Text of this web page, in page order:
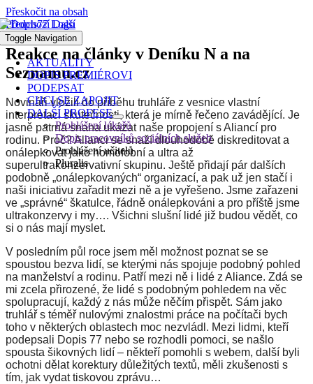
Přeskočit na obsah
Toggle Navigation
AKTUALITY
DOPIS PREMIÉROVI
PODEPSAT
CHCI SE ZAPOJIT
DALŠÍ PROFESE
Prohlášení lékařů
Dopis pracovníků sociálních služeb
Prohlášení učitelů
Pluralis
Předchozí Další
Reakce na články v Deníku N a na
Seznamu.cz
Novinářivložili do příběhu truhláře z vesnice vlastní
interpretaci skutečnosti, která je mírně řečeno zavádějící. Je
jasně patrná snaha ukázat naše propojení s Aliancí pro
rodinu. Proč? Alianci se snaží dlouhodobě diskreditovat a
onálepkovat jakohomofobní a ultra až
superultrakonzervativní skupinu. Ještě přidají pár dalších
podobně „onálepkovaných“ organizací, a pak už jen stačí i
naši iniciativu zařadit mezi ně a je vyřešeno. Jsme zařazeni
ve „správné“ škatulce, řádně onálepkováni a pro příště jsme
ultrakonzervy i my…. Všichni slušní lidé již budou vědět, co
si o nás mají myslet.
V posledním půl roce jsem měl možnost poznat se se
spoustou bezva lidí, se kterými nás spojuje podobný pohled
na manželství a rodinu. Patří mezi ně i lidé z A liance. Zdá se
mi zcela přirozené, že lidé s podobným pohledem na věc
spolupracují, každý z nás může něčím přispět. Sám jako
truhlář s téměř nulovými znalostmi práce na počítači bych
toho v některých oblastech moc nezvládl. Mezi lidmi, kteří
podepsali Dopis 77 nebo se rozhodli pomoci, se našlo
spousta šikovných lidí – někteří pomohli s webem, další byli
ochotni dělat korektury důležitých textů, měli zkušenosti s
tím, jak vydat tiskovou zprávu…